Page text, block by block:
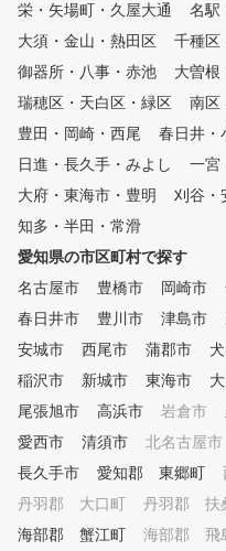
、正規のライセンスを習得
います 日本プロゴルフ
会（P G A）公認 および
式のラウンドレッスンも開
平日、土日祝それぞれに
ビューもサポート ・ツーピー
スボールで練習ができま
コース球並みの打感で実戦
栄・矢場町・久屋大通
名駅
大須・金山・熱田区
千種区
御器所・八事・赤池
大曽根
瑞穂区・天白区・緑区
南区
豊田・岡崎・西尾
春日井・
日進・長久手・みよし
一宮
大府・東海市・豊明
刈谷・
知多・半田・常滑
愛知県の市区町村で探す
名古屋市
豊橋市 岡崎市
春日井市
豊川市 津島市
安城市
西尾市 蒲郡市
稲沢市
新城市 東海市
尾張旭市
高浜市 岩倉市
愛西市
清須市 北名古屋市
長久手市
愛知郡 東郷町
丹羽郡 大口町
丹羽郡 扶
海部郡 蟹江町
海部郡 飛